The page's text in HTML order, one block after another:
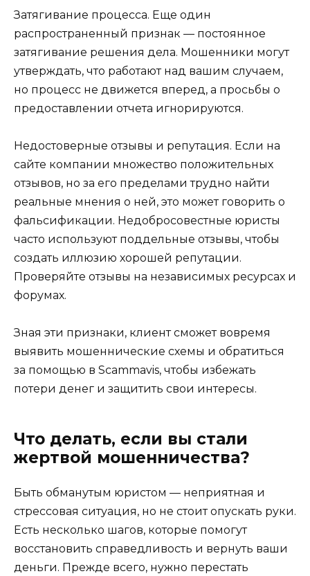
Затягивание процесса. Еще один
распространенный признак — постоянное
затягивание решения дела. Мошенники могут
утверждать, что работают над вашим случаем,
но процесс не движется вперед, а просьбы о
предоставлении отчета игнорируются.
Недостоверные отзывы и репутация. Если на
сайте компании множество положительных
отзывов, но за его пределами трудно найти
реальные мнения о ней, это может говорить о
фальсификации. Недобросовестные юристы
часто используют поддельные отзывы, чтобы
создать иллюзию хорошей репутации.
Проверяйте отзывы на независимых ресурсах и
форумах.
Зная эти признаки, клиент сможет вовремя
выявить мошеннические схемы и обратиться
за помощью в Scammavis, чтобы избежать
потери денег и защитить свои интересы.
Что делать, если вы стали
жертвой мошенничества?
Быть обманутым юристом — неприятная и
стрессовая ситуация, но не стоит опускать руки.
Есть несколько шагов, которые помогут
восстановить справедливость и вернуть ваши
деньги. Прежде всего, нужно перестать